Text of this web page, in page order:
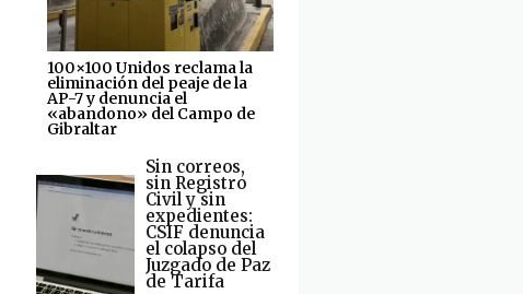
100×100 Unidos reclama la
eliminación del peaje de la
AP-7 y denuncia el
«abandono» del Campo de
Gibraltar
Sin correos,
sin Registro
Civil y sin
expedientes:
CSIF denuncia
el colapso del
Juzgado de Paz
de Tarifa